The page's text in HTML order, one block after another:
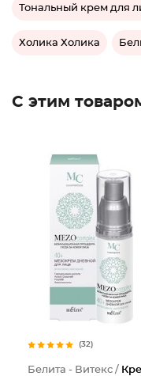
Тональный крем для
Холика Холика
С этим
(32)
Белита - Витекс /